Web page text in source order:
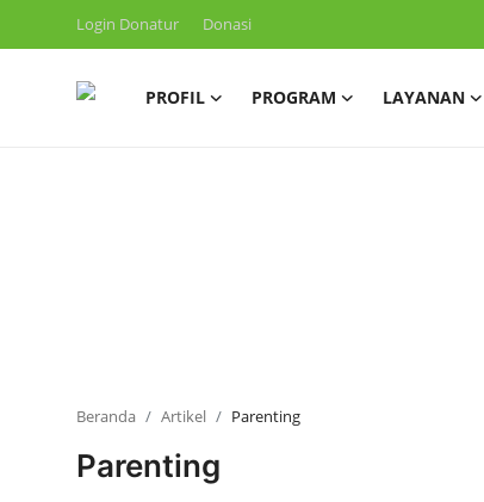
Login Donatur Donasi
PROFIL PROGRAM LAYANAN
Konsultasi ZIS
Beranda Artikel Parenting
Parenting